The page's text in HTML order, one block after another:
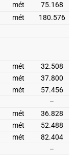
mét
75.168
mét 180.576
mét
32.508
mét
37.800
mét
57.456
–
mét
36.828
mét
52.488
mét
82.404
–